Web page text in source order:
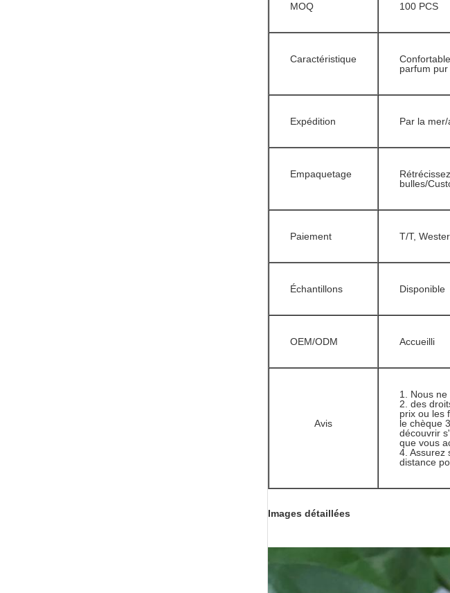
MOQ 100 PCS
Caractéristique
parfum pur
Expédition Par la
Empaquetage
bulles/
Paiement T/T,
Échantillons Disponible
OEM/ODM Accueilli
Avis
1. Nous ne
2. des
prix ou les
le chèque
découvrir
que vous
4. Assurez
distance
Images détaillées